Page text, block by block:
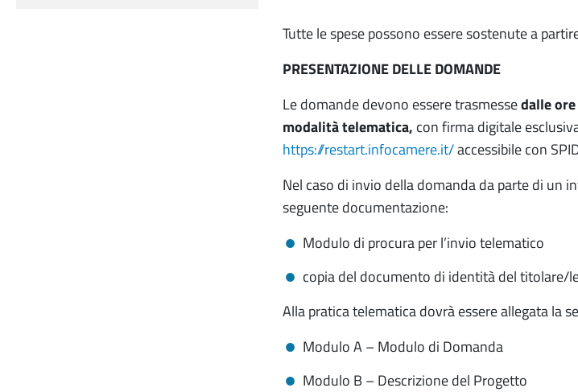
Tutte le spese possono essere sostenute a
PRESENTAZIONE DELLE DOMANDE
Le domande devono essere trasmessedalle
modalità telematica, con firma digitale
https://restart.infocamere.it/accessibile con
Nel caso di invio della domanda da parte di un
seguente documentazione:
Modulo di procura per l’invio telematico
copia del documento di identità del titolare/
Alla pratica telematica dovrà essere allegata la
Modulo A – Modulo di Domanda
Modulo B – Descrizione del Progetto